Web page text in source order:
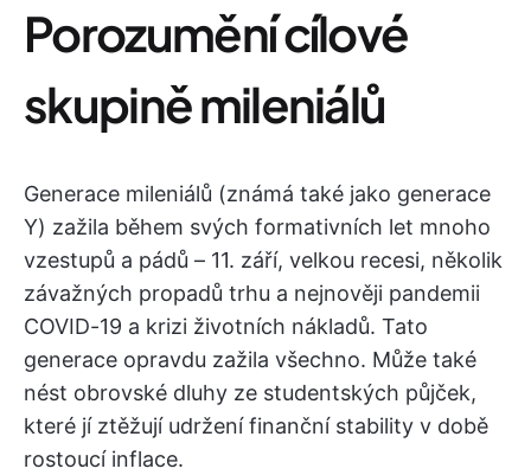
Porozumění cílové
skupině mileniálů
Generace mileniálů (známá také jako generace
Y) zažila během svých formativních let mnoho
vzestupů a pádů – 11. září, velkou recesi, několik
závažných propadů trhu a nejnověji pandemii
COVID-19 a krizi životních nákladů. Tato
generace opravdu zažila všechno. Může také
nést obrovské dluhy ze studentských půjček,
které jí ztěžují udržení finanční stability v době
rostoucí inflace.